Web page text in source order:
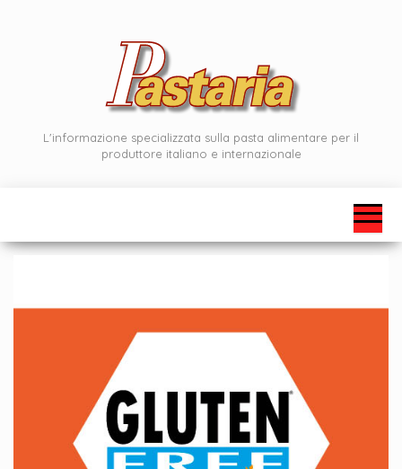
L'informazione specializzata sulla pasta alimentare per il
produttore italiano e internazionale